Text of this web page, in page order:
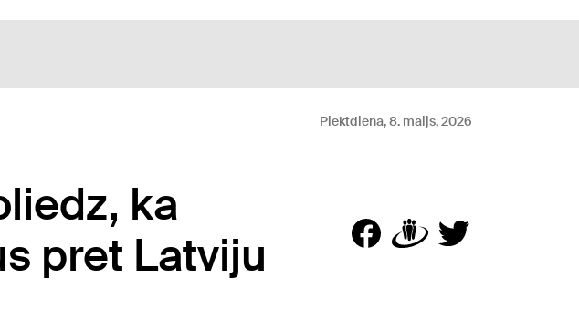
Piektdiena, 8. maijs, 2026
ka
pret Latviju